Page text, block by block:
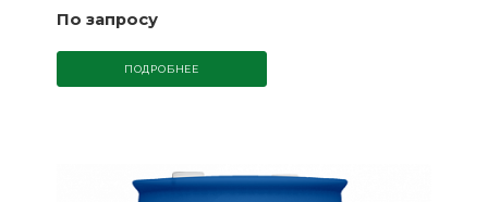
По запросу
ПОДРОБНЕЕ